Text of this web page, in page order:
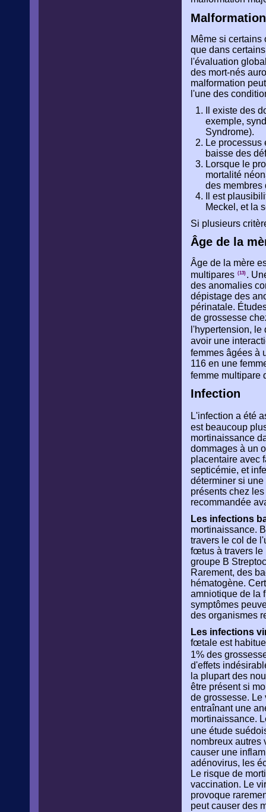
Même si
que dans
l'évaluation
des mort-nés
malformation
l'une des
Il existe des
exemple,
Syndrome).
Le processus
baisse des
Lorsque le
mortalité
des membres
Il est
Meckel, et la
Si plusieurs
Âge de la
Âge de la mère
multipares (13) .
des anomalies
dépistage des
périnatale.
de grossesse
l'hypertension,
avoir une
femmes âgées à
116 en une
femme multipare
Infection
L'infection a été
est beaucoup
mortinaissance
dommages à un
placentaire avec
septicémie, et
déterminer si
présents chez
recommandée
Les infections
mortinaissance.
travers le col de
fœtus à travers le
groupe B
Rarement, des
hématogène.
amniotique de la
symptômes
des organismes
Les infections
fœtale est
1% des
d'effets
la plupart des
être présent si
de grossesse. Le
entraînant une
mortinaissance.
une étude
nombreux autres
causer une
adénovirus, les
Le risque de
vaccination. Le
provoque
peut causer des